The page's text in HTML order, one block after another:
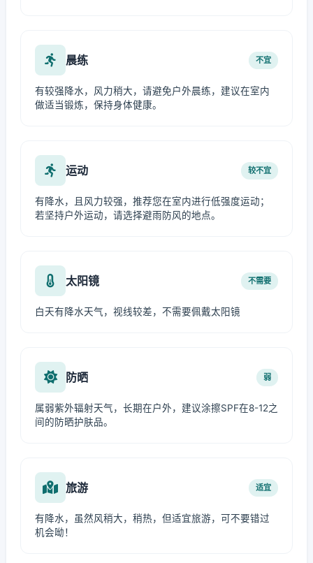
晨练 不宜
有较强降水，风力稍大，请避免户外晨练，建议在室内
做适当锻炼，保持身体健康。
运动 较不宜
有降水，且风力较强，推荐您在室内进行低强度运动；
若坚持户外运动，请选择避雨防风的地点。
太阳镜 不需要
白天有降水天气，视线较差，不需要佩戴太阳镜
防晒 弱
属弱紫外辐射天气，长期在户外，建议涂擦SPF在8-12之
间的防晒护肤品。
旅游 适宜
有降水，虽然风稍大，稍热，但适宜旅游，可不要错过
机会呦！